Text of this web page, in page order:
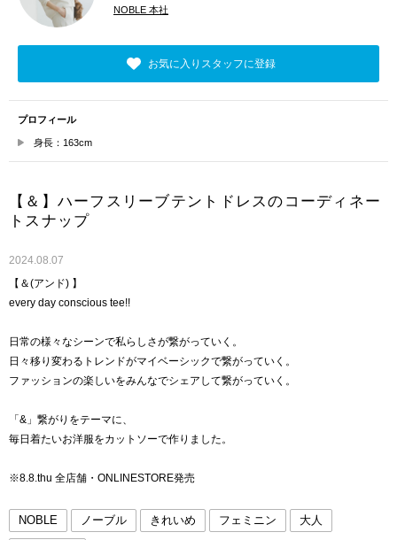
NOBLE 本社
お気に入りスタッフに登録
プロフィール
身長：163cm
【＆】ハーフスリーブテントドレスのコーディネー
トスナップ
2024.08.07
【＆(アンド) 】
every day conscious tee!!
日常の様々なシーンで私らしさが繋がっていく。
日々移り変わるトレンドがマイベーシックで繋がっていく。
ファッションの楽しいをみんなでシェアして繋がっていく。
「&」繋がりをテーマに、
毎日着たいお洋服をカットソーで作りました。
※8.8.thu 全店舗・ONLINESTORE発売
NOBLE ノーブル きれいめ フェミニン 大人